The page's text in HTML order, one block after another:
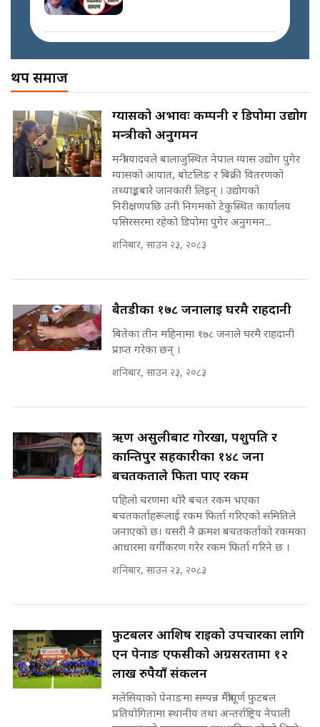
इनड्राइभ || SIDHAKURA ||
राष्ट्रिय सवालमा ९ दल एकजुट ||
Prachanda, Rabi, Gagan Stand
on the Same Page ||
SIDHAKURA ||
सहकारी पीडितसँग मन्त्री प्रतिभा रावलले
भनिन्–साथ दिनुहोस्, दबाब होइन ||
Sidhakura || Pratibha Rawal
Waterfall of Rasuwa ||
पटकपटक भावुक बने गृहमन्त्री सुदन
SIDHAKURA ||
SIDHAKURA
पोप्पोको पासोः कमाउने लोभमा घरबार नै
उठिबास | The Dark Side of
'Poppo Live'-SIDHAKURA
INVESTIGATION
घुसको डिल || Raj Kumar Gupta ||
घुसको डिल गर्ने मन्त्रीकाे राजिनामा,
भूमिसुधार मन्त्रीलाई जोगाइदै ! ||
SIDHAKURA ||
प्रधानमन्त्री ? || SIDHAKURA ||
SIDHAKURA INVESTIGATION
||
मन्त्री र पूर्व मन्त्रीको ७८ लाख घुस डिलको
अडियो | FULL AUDIO |
SIDHAKURA |
मन्त्रीले घुस डिल गरेको अडियो ! दुई झोला
नोट मन्त्रीलाई घुस | SIDHAKURA |
SIDHAKURA INVESTIGATION |
थप समाज
ग्यासको अभावः कम्पनी र डिपोमा उद्योग
मन्त्रीको अनुगमन
मन्त्री यादवले बालाजुस्थित नेपाल ग्यास उद्योग पुगेर
ग्यासको आयात, बोटलिङ र बिक्री वितरणको
तथ्याङ्कबारे जानकारी लिइन् । उद्योगको
निरीक्षणपछि उनी निगमको टेकुस्थित कार्यालय
पसिरसरमा रहेको डिपोमा पुगेर अनुगमन...
शनिबार, साउन २३, २०८३
बैतडीका १७८ जनालाई घरमै राहदानी
बितेका तीन महिनामा १७८ जनाले घरमै राहदानी
प्राप्त गरेका छन् ।
शनिबार, साउन २३, २०८३
ऋण असुलीबाट गोरखा, पशुपति र
कान्तिपुर सहकारीका १४८ जना
बचतकर्ताले फिर्ता पाए रकम
पहिलो चरणमा थोरै बचत रकम भएका
बचतकर्ताहरूलाई रकम फिर्ता गरिएको समितिले
जनाएको छ। यसरी नै क्रमश बचतकर्ताको रकमका
आधारमा वर्गीकरण गरेर रकम फिर्ता गरिने छ ।
शनिबार, साउन २३, २०८३
फुटबलर आशिष राईको उपचारका लागि
एन पेनाङ एफसीको अग्रसरतामा १२
लाख रुपैयाँ संकलन
मलेसियाको पेनाङमा सम्पन्न मैत्रीपूर्ण फुटबल
प्रतियोगितामा स्थानीय तथा अन्तर्राष्ट्रिय नेपाली